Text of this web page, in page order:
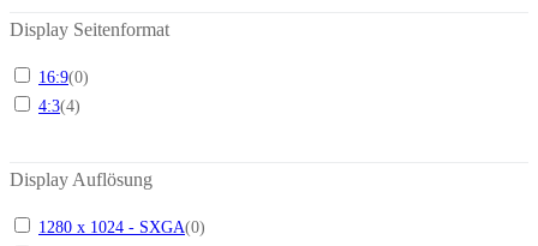
Display Seitenformat
16:9(0)
4:3(4)
Display Auflösung
1280 x 1024 - SXGA(0)